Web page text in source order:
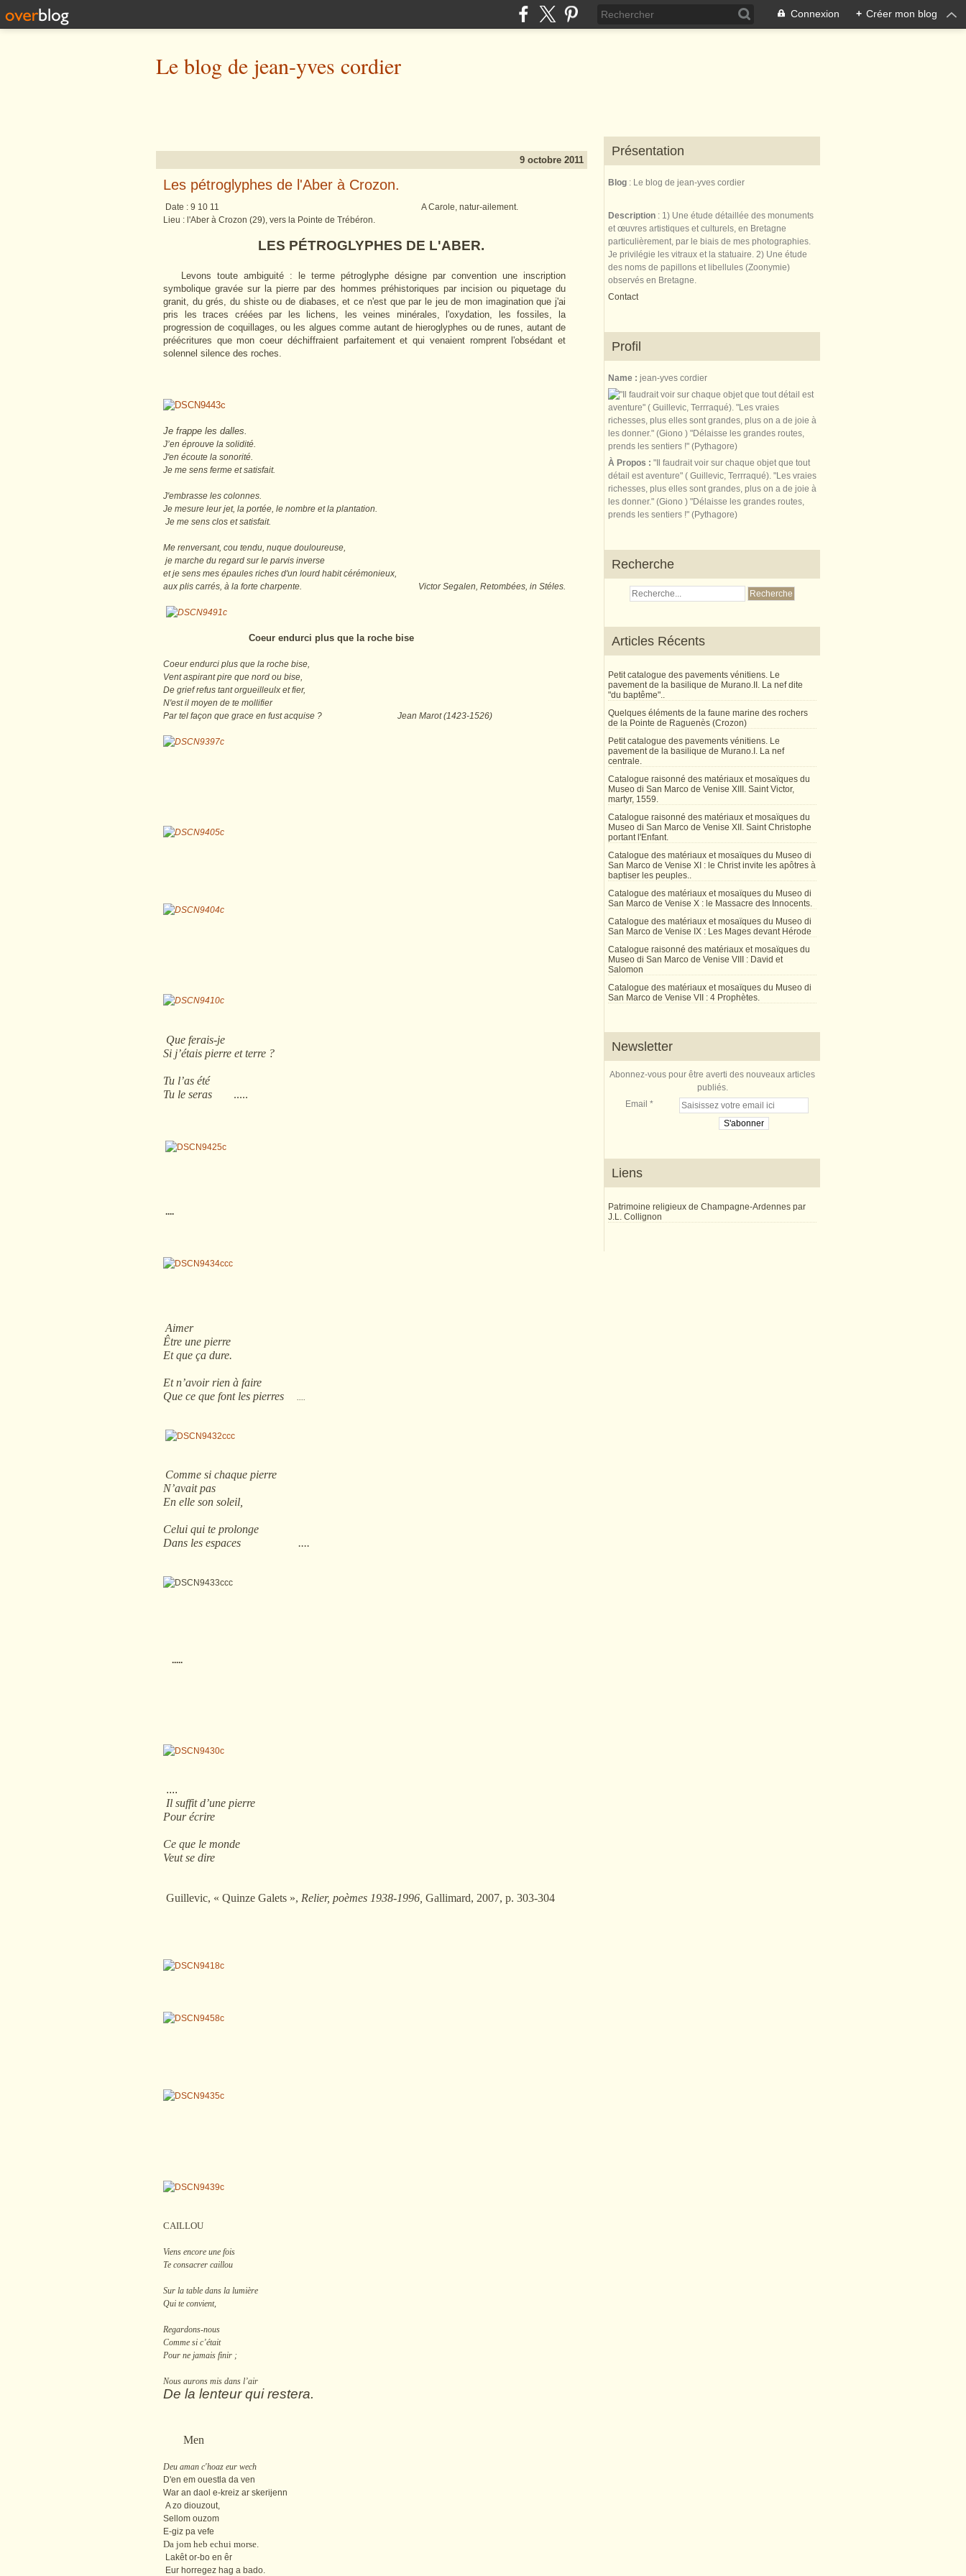
Connexion + Créer mon blog
Le blog de jean-yves cordier
9 octobre 2011
Les pétroglyphes de l'Aber à Crozon.
Date : 9 10 11 A Carole, natur-ailement.
Lieu : l'Aber à Crozon (29), vers la Pointe de Trébéron.
LES PÉTROGLYPHES DE L'ABER.
Levons toute ambiguité : le terme pétroglyphe désigne par convention une inscription
symbolique gravée sur la pierre par des hommes préhistoriques par incision ou piquetage du
granit, du grés, du shiste ou de diabases, et ce n'est que par le jeu de mon imagination que j'ai
pris les traces créées par les lichens, les veines minérales, l'oxydation, les fossiles, la
progression de coquillages, ou les algues comme autant de hieroglyphes ou de runes, autant de
préécritures que mon coeur déchiffraient parfaitement et qui venaient romprent l'obsédant et
solennel silence des roches.
Je frappe les dalles.
J’en éprouve la solidité.
J'en écoute la sonorité.
Je me sens ferme et satisfait.
J'embrasse les colonnes.
Je mesure leur jet, la portée, le nombre et la plantation.
Je me sens clos et satisfait.
Me renversant, cou tendu, nuque douloureuse,
je marche du regard sur le parvis inverse
et je sens mes épaules riches d'un lourd habit cérémonieux,
aux plis carrés, à la forte charpente. Victor Segalen, Retombées, in Stéles.
Coeur endurci plus que la roche bise
Coeur endurci plus que la roche bise,
Vent aspirant pire que nord ou bise,
De grief refus tant orgueilleulx et fier,
N'est il moyen de te mollifier
Par tel façon que grace en fust acquise ? Jean Marot (1423-1526)
Que ferais-je
Si j’étais pierre et terre ?
Tu l’as été
Tu le seras
.....
....
Aimer
Être une pierre
Et que ça dure.
Et n’avoir rien à faire
Que ce que font les pierres ....
Comme si chaque pierre
N’avait pas
En elle son soleil,
Celui qui te prolonge
Dans les espaces ....
.....
....
Il suffit d’une pierre
Pour écrire
Ce que le monde
Veut se dire
Guillevic, « Quinze Galets », Relier, poèmes 1938-1996, Gallimard, 2007, p. 303-304
CAILLOU
Viens encore une fois
Te consacrer caillou
Sur la table dans la lumière
Qui te convient,
Regardons-nous
Comme si c’était
Pour ne jamais finir ;
Nous aurons mis dans l’air
De la lenteur qui restera.
Men
Deu aman c'hoaz eur wech
D'en em ouestla da ven
War an daol e-kreiz ar skerijenn
A zo diouzout,
Sellom ouzom
E-giz pa vefe
Da jom heb echui morse.
Lakêt or-bo en êr
Eur horregez hag a bado.
Présentation
Blog : Le blog de jean-yves cordier
Description : 1) Une étude détaillée des monuments
et œuvres artistiques et culturels, en Bretagne
particulièrement, par le biais de mes photographies.
Je privilégie les vitraux et la statuaire. 2) Une étude
des noms de papillons et libellules (Zoonymie)
observés en Bretagne.
Contact
Profil
Name : jean-yves cordier
À Propos : "Il faudrait voir sur chaque objet que tout
détail est aventure" ( Guillevic, Terrraqué). "Les vraies
richesses, plus elles sont grandes, plus on a de joie à
les donner." (Giono ) "Délaisse les grandes routes,
prends les sentiers !" (Pythagore)
Recherche
Articles Récents
Petit catalogue des pavements vénitiens. Le
pavement de la basilique de Murano.II. La nef dite
"du baptême"..
Quelques éléments de la faune marine des rochers
de la Pointe de Raguenès (Crozon)
Petit catalogue des pavements vénitiens. Le
pavement de la basilique de Murano.I. La nef
centrale.
Catalogue raisonné des matériaux et mosaïques du
Museo di San Marco de Venise XIII. Saint Victor,
martyr, 1559.
Catalogue raisonné des matériaux et mosaïques du
Museo di San Marco de Venise XII. Saint Christophe
portant l'Enfant.
Catalogue des matériaux et mosaïques du Museo di
San Marco de Venise XI : le Christ invite les apôtres à
baptiser les peuples..
Catalogue des matériaux et mosaïques du Museo di
San Marco de Venise X : le Massacre des Innocents.
Catalogue des matériaux et mosaïques du Museo di
San Marco de Venise IX : Les Mages devant Hérode
Catalogue raisonné des matériaux et mosaïques du
Museo di San Marco de Venise VIII : David et
Salomon
Catalogue des matériaux et mosaïques du Museo di
San Marco de Venise VII : 4 Prophètes.
Newsletter
Abonnez-vous pour être averti des nouveaux articles
publiés.
Email
Liens
Patrimoine religieux de Champagne-Ardennes par
J.L. Collignon